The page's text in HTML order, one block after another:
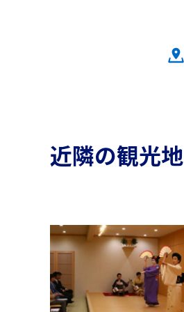
近隣の観光地